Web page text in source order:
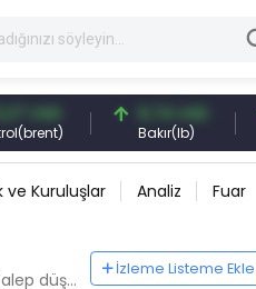
6,74 USD
Bakır(lb)
ve Kuruluşlar Analiz Fuar
zorluyor
İzleme Listeme Ekle